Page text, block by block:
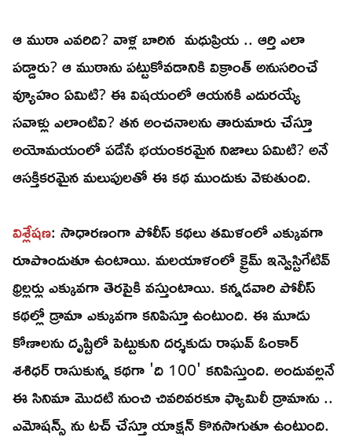
ఆ ముఠా ఎవరిది? వాళ్ల బారిన మధుప్రియ .. ఆర్తి ఎలా
పడ్డారు? ఆ ముఠాను పట్టుకోవడానికి విక్రాంత్ అనుసరించే
వ్యూహం ఏమిటి? ఈ విషయంలో ఆయనకి ఎదురయ్యే
సవాళ్లు ఎలాంటివి? తన అంచనాలను తారుమారు చేస్తూ
అయోమయంలో పడేసే భయంకరమైన నిజాలు ఏమిటి? అనే
ఆసక్తికరమైన మలుపులతో ఈ కథ ముందుకు వెళుతుంది.
విశ్లేషణ: సాధారణంగా పోలీస్ కథలు తమిళంలో ఎక్కువగా
రూపొందుతూ ఉంటాయి. మలయాళంలో క్రైమ్ ఇన్వెస్టిగేటివ్
థ్రిల్లర్లు ఎక్కువగా తెరపైకి వస్తుంటాయి. కన్నడవారి పోలీస్
కథల్లో డ్రామా ఎక్కువగా కనిపిస్తూ ఉంటుంది. ఈ మూడు
కోణాలను దృష్టిలో పెట్టుకుని దర్శకుడు రాఘవ్ ఓంకార్
శశిధర్ రాసుకున్న కథగా 'ది 100' కనిపిస్తుంది. అందువల్లనే
ఈ సినిమా మొదటి నుంచి చివరివరకూ ఫ్యామిలీ డ్రామాను ..
ఎమోషన్స్ ను టచ్ చేస్తూ యాక్షన్ కొనసాగుతూ ఉంటుంది.